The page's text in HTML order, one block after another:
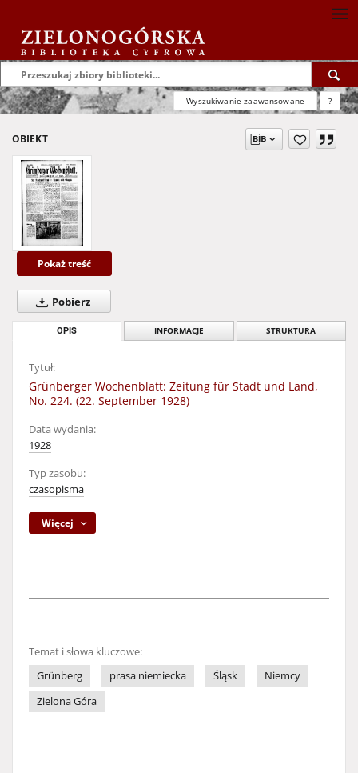
Wyszukiwanie zaawansowane ?
OBIEKT
Pokaż treść
Pobierz
OPIS INFORMACJE STRUKTURA
Tytuł:
Grünberger Wochenblatt: Zeitung für Stadt und Land,
No. 224. (22. September 1928)
Data wydania:
1928
Typ zasobu:
czasopisma
Więcej
Temat i słowa kluczowe:
Grünberg
prasa niemiecka Śląsk
Niemcy
Zielona Góra